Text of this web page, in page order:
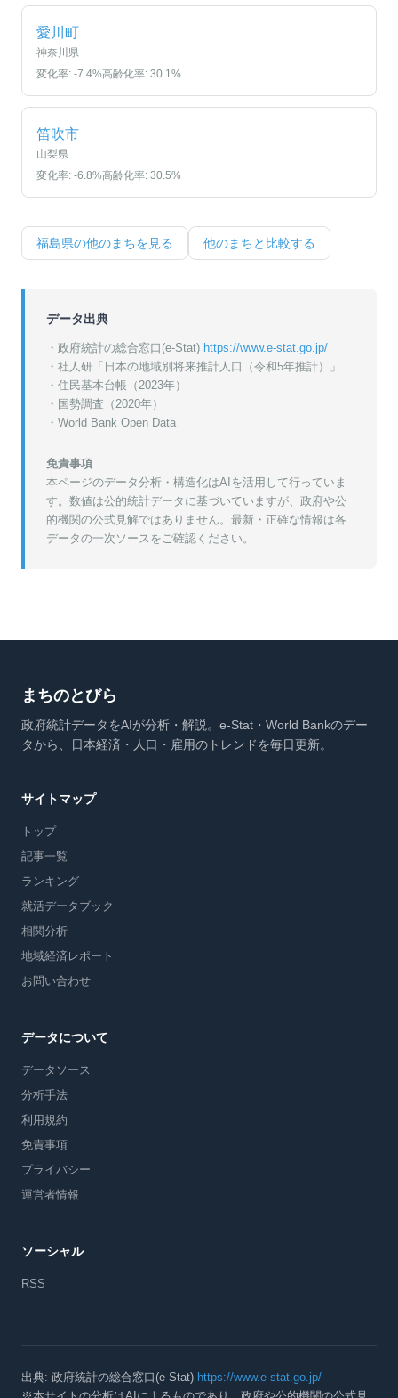
愛川町
神奈川県
変化率: -7.4%高齢化率: 30.1%
笛吹市
山梨県
変化率: -6.8%高齢化率: 30.5%
福島県の他のまちを見る 他のまちと比較する
データ出典
・政府統計の総合窓口(e-Stat) https://www.e-stat.go.jp/
・ 社人研「日本の地域別将来推計人口（令和5年推計）」
・ 住民基本台帳（2023年）
・ 国勢調査（2020年）
・World Bank Open Data
免責事項
本ページのデータ分析・構造化はAIを活用して行っていま
す。数値は公的統計データに基づいていますが、政府や公
的機関の公式見解ではありません。最新・正確な情報は各
データの一次ソースをご確認ください。
まちのとびら
政府統計データをAIが分析・解説。e-Stat・World Bankのデー
タから、日本経済・人口・雇用のトレンドを毎日更新。
サイトマップ
トップ
記事一覧
ランキング
就活データブック
相関分析
地域経済レポート
お問い合わせ
データについて
データソース
分析手法
利用規約
免責事項
プライバシー
運営者情報
ソーシャル
RSS
出典: 政府統計の総合窓口(e-Stat) https://www.e-stat.go.jp/